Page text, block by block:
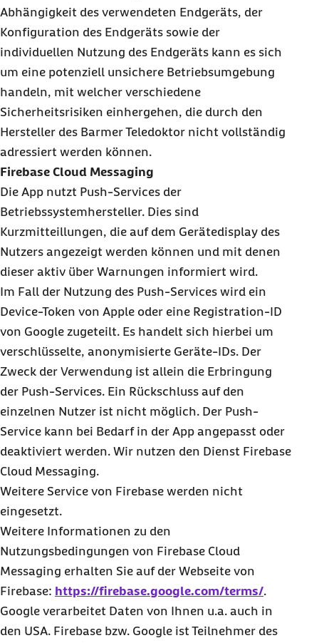
Abhängigkeit des verwendeten Endgeräts, der
Konfiguration des Endgeräts sowie der
individuellen Nutzung des Endgeräts kann es sich
um eine potenziell unsichere Betriebsumgebung
handeln, mit welcher verschiedene
Sicherheitsrisiken einhergehen, die durch den
Hersteller des Barmer Teledoktor nicht vollständig
adressiert werden können.
Firebase Cloud Messaging
Die App nutzt Push-Services der
Betriebssystemhersteller. Dies sind
Kurzmitteillungen, die auf dem Gerätedisplay des
Nutzers angezeigt werden können und mit denen
dieser aktiv über Warnungen informiert wird.
Im Fall der Nutzung des Push-Services wird ein
Device-Token von Apple oder eine Registration-ID
von Google zugeteilt. Es handelt sich hierbei um
verschlüsselte, anonymisierte Geräte-IDs. Der
Zweck der Verwendung ist allein die Erbringung
der Push-Services. Ein Rückschluss auf den
einzelnen Nutzer ist nicht möglich. Der Push-
Service kann bei Bedarf in der App angepasst oder
deaktiviert werden. Wir nutzen den Dienst Firebase
Cloud Messaging.
Weitere Service von Firebase werden nicht
eingesetzt.
Weitere Informationen zu den
Nutzungsbedingungen von Firebase Cloud
Messaging erhalten Sie auf der Webseite von
Firebase: https://firebase.google.com/terms/.
Google verarbeitet Daten von Ihnen u.a. auch in
den USA. Firebase bzw. Google ist Teilnehmer des